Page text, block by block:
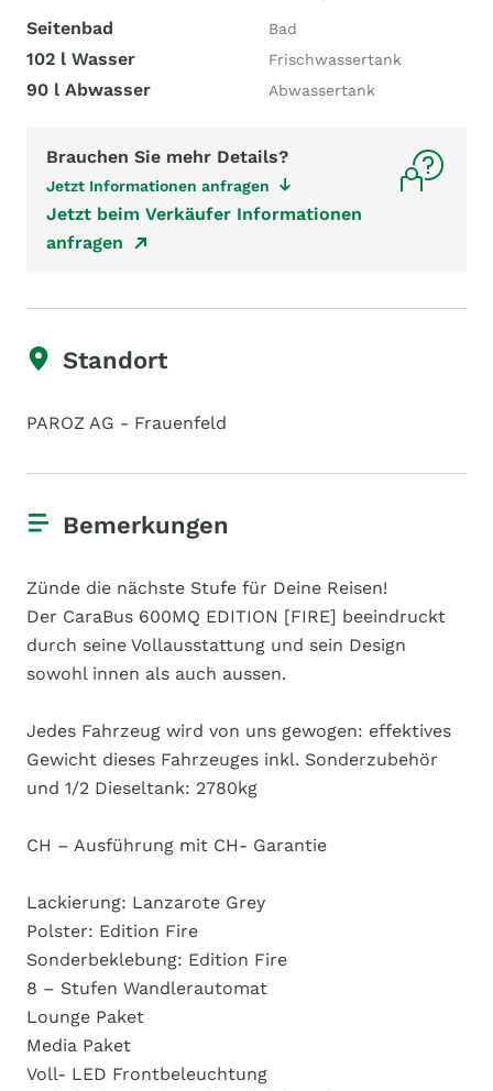
Seitenbad Bad
102 l Wasser Frischwassertank
90 l Abwasser Abwassertank
Brauchen Sie mehr Details?
Jetzt Informationen anfragen
Jetzt beim Verkäufer Informationen
anfragen
Standort
PAROZ AG - Frauenfeld
Bemerkungen
Zünde die nächste Stufe für Deine Reisen!
Der CaraBus 600MQ EDITION [FIRE] beeindruckt
durch seine Vollausstattung und sein Design
sowohl innen als auch aussen.
Jedes Fahrzeug wird von uns gewogen: effektives
Gewicht dieses Fahrzeuges inkl. Sonderzubehör
und 1/2 Dieseltank: 2780kg
CH – Ausführung mit CH- Garantie
Lackierung: Lanzarote Grey
Polster: Edition Fire
Sonderbeklebung: Edition Fire
8 – Stufen Wandlerautomat
Lounge Paket
Media Paket
Voll- LED Frontbeleuchtung